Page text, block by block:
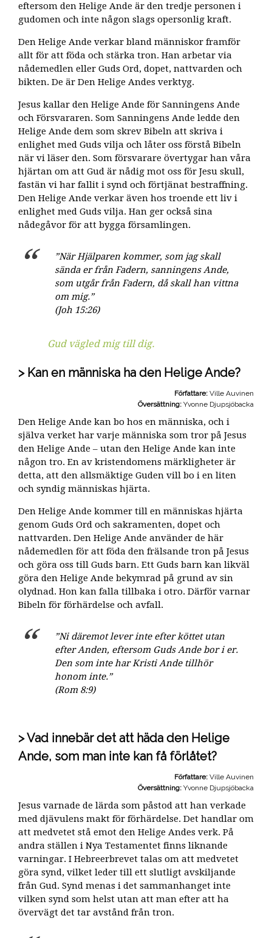
eftersom den Helige Ande är den tredje personen i
gudomen och inte någon slags opersonlig kraft.
Den Helige Ande verkar bland människor framför
allt för att föda och stärka tron. Han arbetar via
nådemedlen eller Guds Ord, dopet, nattvarden och
bikten. De är Den Helige Andes verktyg.
Jesus kallar den Helige Ande för Sanningens Ande
och Försvararen. Som Sanningens Ande ledde den
Helige Ande dem som skrev Bibeln att skriva i
enlighet med Guds vilja och låter oss förstå Bibeln
när vi läser den. Som försvarare övertygar han våra
hjärtan om att Gud är nådig mot oss för Jesu skull,
fastän vi har fallit i synd och förtjänat bestraffning.
Den Helige Ande verkar även hos troende ett liv i
enlighet med Guds vilja. Han ger också sina
nådegåvor för att bygga församlingen.
”När Hjälparen kommer, som jag skall
sända er från Fadern, sanningens Ande,
som utgår från Fadern, då skall han vittna
om mig.”
(Joh 15:26)
Gud vägled mig till dig.
Kan en människa ha den Helige Ande?
Författare: Ville Auvinen
Översättning: Yvonne Djupsjöbacka
Den Helige Ande kan bo hos en människa, och i
själva verket har varje människa som tror på Jesus
den Helige Ande – utan den Helige Ande kan inte
någon tro. En av kristendomens märkligheter är
detta, att den allsmäktige Guden vill bo i en liten
och syndig människas hjärta.
Den Helige Ande kommer till en människas hjärta
genom Guds Ord och sakramenten, dopet och
nattvarden. Den Helige Ande använder de här
nådemedlen för att föda den frälsande tron på Jesus
och göra oss till Guds barn. Ett Guds barn kan likväl
göra den Helige Ande bekymrad på grund av sin
olydnad. Hon kan falla tillbaka i otro. Därför varnar
Bibeln för förhärdelse och avfall.
”Ni däremot lever inte efter köttet utan
efter Anden, eftersom Guds Ande bor i er.
Den som inte har Kristi Ande tillhör
honom inte.”
(Rom 8:9)
Vad innebär det att häda den Helige
Ande, som man inte kan få förlåtet?
Författare: Ville Auvinen
Översättning: Yvonne Djupsjöbacka
Jesus varnade de lärda som påstod att han verkade
med djävulens makt för förhärdelse. Det handlar om
att medvetet stå emot den Helige Andes verk. På
andra ställen i Nya Testamentet finns liknande
varningar. I Hebreerbrevet talas om att medvetet
göra synd, vilket leder till ett slutligt avskiljande
från Gud. Synd menas i det sammanhanget inte
vilken synd som helst utan att man efter att ha
övervägt det tar avstånd från tron.